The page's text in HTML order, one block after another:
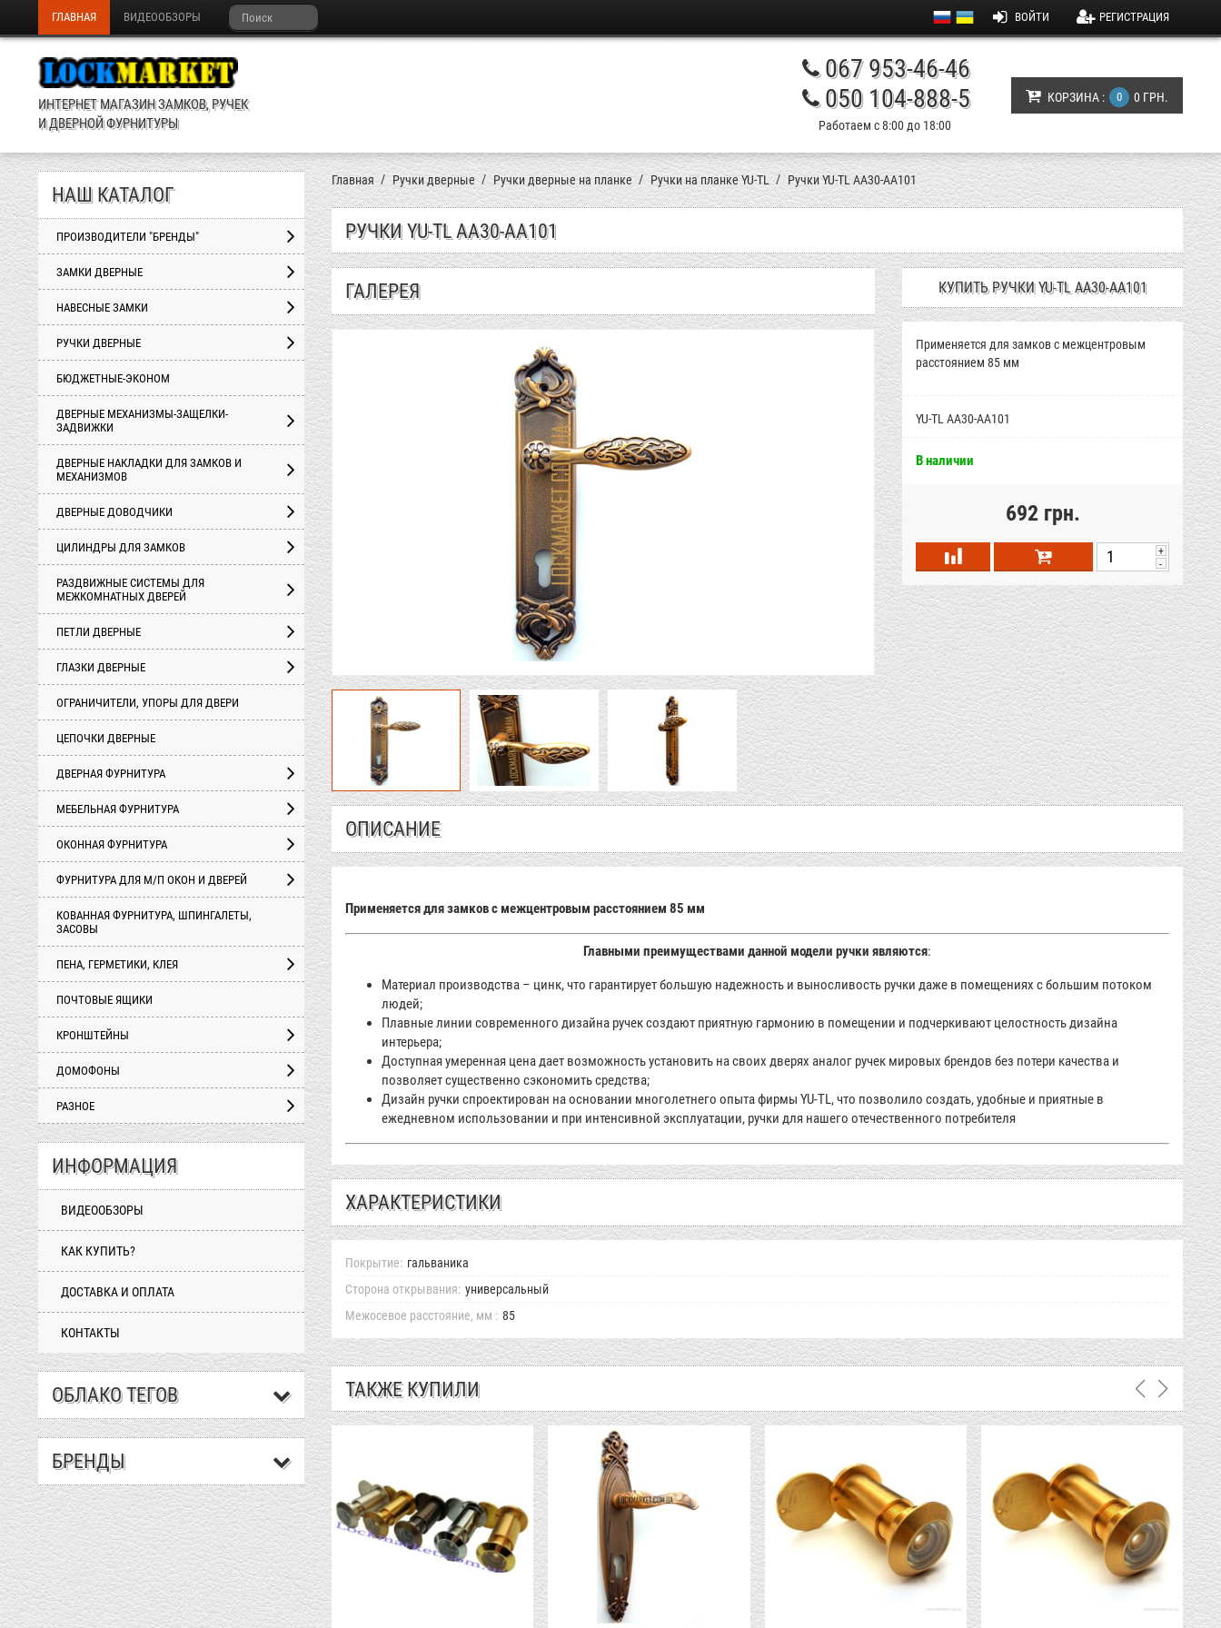
ИНТЕРНЕТ МАГАЗИН ЗАМКОВ, РУЧЕК
И ДВЕРНОЙ ФУРНИТУРЫ
067 953-46-46
050 104-888-5
Работаем с 8:00 до 18:00
КОРЗИНА : 0 0 ГРН.
НАШ КАТАЛОГ
ПРОИЗВОДИТЕЛИ "БРЕНДЫ"
ЗАМКИ ДВЕРНЫЕ
НАВЕСНЫЕ ЗАМКИ
РУЧКИ ДВЕРНЫЕ
БЮДЖЕТНЫЕ-ЭКОНОМ
ДВЕРНЫЕ МЕХАНИЗМЫ-ЗАЩЕЛКИ-
ЗАДВИЖКИ
ДВЕРНЫЕ НАКЛАДКИ ДЛЯ ЗАМКОВ И
МЕХАНИЗМОВ
ДВЕРНЫЕ ДОВОДЧИКИ
ЦИЛИНДРЫ ДЛЯ ЗАМКОВ
РАЗДВИЖНЫЕ СИСТЕМЫ ДЛЯ
МЕЖКОМНАТНЫХ ДВЕРЕЙ
ПЕТЛИ ДВЕРНЫЕ
ГЛАЗКИ ДВЕРНЫЕ
ОГРАНИЧИТЕЛИ, УПОРЫ ДЛЯ ДВЕРИ
ЦЕПОЧКИ ДВЕРНЫЕ
ДВЕРНАЯ ФУРНИТУРА
МЕБЕЛЬНАЯ ФУРНИТУРА
ОКОННАЯ ФУРНИТУРА
ФУРНИТУРА ДЛЯ М/П ОКОН И ДВЕРЕЙ
КОВАННАЯ ФУРНИТУРА, ШПИНГАЛЕТЫ,
ЗАСОВЫ
ПЕНА, ГЕРМЕТИКИ, КЛЕЯ
ПОЧТОВЫЕ ЯЩИКИ
КРОНШТЕЙНЫ
ДОМОФОНЫ
РАЗНОЕ
ИНФОРМАЦИЯ
ВИДЕООБЗОРЫ
КАК КУПИТЬ?
ДОСТАВКА И ОПЛАТА
КОНТАКТЫ
ОБЛАКО ТЕГОВ
БРЕНДЫ
Главная Ручки дверные Ручки дверные на планке Ручки на планке YU-TL Ручки YU-TL AA30-АА101
РУЧКИ YU-TL AA30-АА101
ГАЛЕРЕЯ КУПИТЬ РУЧКИ YU-TL AA30-АА101
Применяется для замков с межцентровым
расстоянием 85 мм
YU-TL AA30-AA101
В наличии
692 грн.
-
+
ОПИСАНИЕ
Применяется для замков с межцентровым расстоянием 85 мм
Главными преимуществами данной модели ручки являются:
Материал производства – цинк, что гарантирует большую надежность и выносливость ручки даже в помещениях с большим потоком
людей;
Плавные линии современного дизайна ручек создают приятную гармонию в помещении и подчеркивают целостность дизайна
интерьера;
Доступная умеренная цена дает возможность установить на своих дверях аналог ручек мировых брендов без потери качества и
позволяет существенно сэкономить средства;
Дизайн ручки спроектирован на основании многолетнего опыта фирмы YU-TL, что позволило создать, удобные и приятные в
ежедневном использовании и при интенсивной эксплуатации, ручки для нашего отечественного потребителя
ХАРАКТЕРИСТИКИ
Покрытие: гальваника
Сторона открывания: универсальный
Межосевое расстояние, мм : 85
ТАКЖЕ КУПИЛИ
ГЛАВНАЯ ВИДЕООБЗОРЫ ВОЙТИ РЕГИСТРАЦИЯ